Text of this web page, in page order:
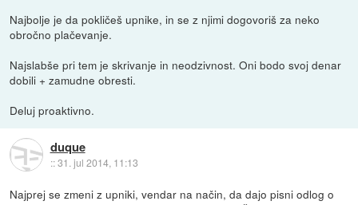
Najbolje je da pokličeš upnike, in se z njimi dogovoriš za neko
obročno plačevanje.
Najslabše pri tem je skrivanje in neodzivnost. Oni bodo svoj denar
dobili + zamudne obresti.
Deluj proaktivno.
duque
::31. jul 2014, 11:13
Najprej se zmeni z upniki, vendar na način, da dajo pisni odlog o